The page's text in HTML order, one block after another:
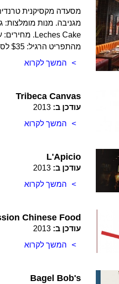
מסעדה מקסיקנית
מהתפריט הרגיל: $35 לסועד בממוצע.
המשך לקרוא
Tribeca Canvas
עודכן ב: 2013
המשך לקרוא
L'Apicio
עודכן ב: 2013
המשך לקרוא
Chinese Food
עודכן ב: 2013
המשך לקרוא
Bagel Bob's